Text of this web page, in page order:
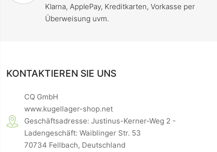
Klarna, ApplePay, Kreditkarten, Vorkasse per
Überweisung uvm.
KONTAKTIEREN SIE UNS
CQ GmbH
www.kugellager-shop.net
Geschäftsadresse: Justinus-Kerner-Weg 2 -
Ladengeschäft: Waiblinger Str. 53
70734 Fellbach, Deutschland